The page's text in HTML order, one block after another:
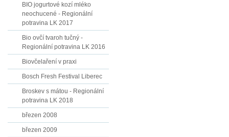
BIO jogurtové kozí mléko
neochucené - Regionální
potravina LK 2017
Bio ovčí tvaroh tučný -
Regionální potravina LK 2016
Biovčelaření v praxi
Bosch Fresh Festival Liberec
Broskev s mátou - Regionální
potravina LK 2018
březen 2008
březen 2009